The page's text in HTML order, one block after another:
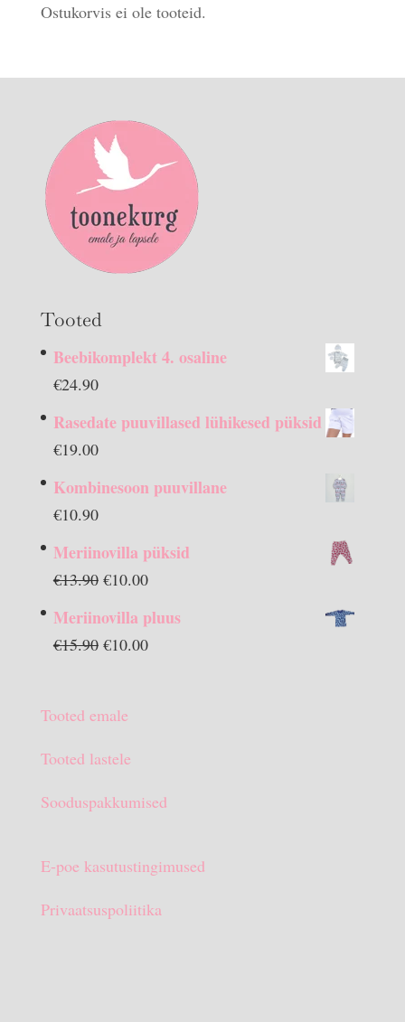
Ostukorvis ei ole tooteid.
Tooted
Beebikomplekt 4. osaline
€24.90
Rasedate puuvillased lühikesed püksid
€19.00
Kombinesoon puuvillane
€10.90
Meriinovilla püksid
€13.90 Algne
€10.00Praegune
on:
Meriinovilla pluus
€15.90 Algne
€15.90.
€10.00Praegune
Tooted emale
Tooted lastele
Sooduspakkumised
E-poe kasutustingimused
Privaatsuspoliitika